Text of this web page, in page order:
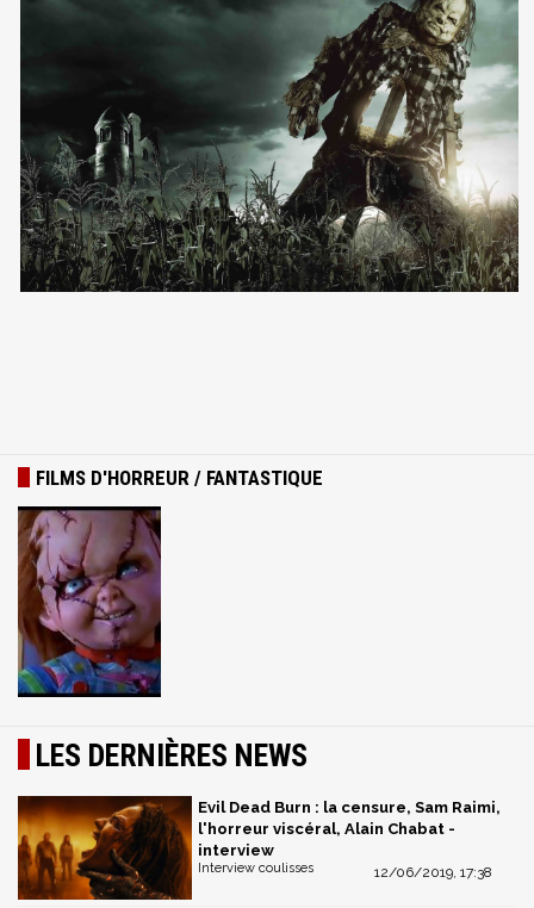
FILMS D'HORREUR / FANTASTIQUE
LES DERNIÈRES NEWS
Evil Dead Burn : la censure, Sam Raimi,
l'horreur viscéral, Alain Chabat -
interview
12/06/2019, 17:38
Interview coulisses